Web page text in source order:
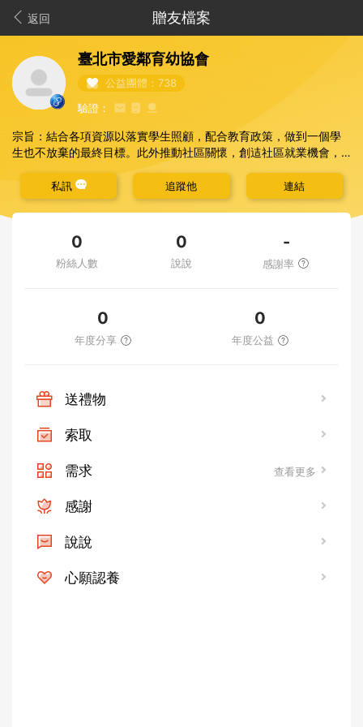
返回 贈友檔案
臺北市愛鄰育幼協會
公益團體：738
驗證：
宗旨：結合各項資源以落實學生照顧，配合教育政策，做到一個學
生也不放棄的最終目標。此外推動社區關懷，創迼社區就業機會，
目前服務：與學校及宗教慈善團體合作，落實學生課後照顧，協助
弱勢及特殊學生，使其都能被妥善照顧。
目前合作學校：台北市文山區萬興國小、興華國小、武功國小等課
後照顧班
私訊 追蹤他 連結
0
粉絲人數
0
說說
-
感謝率
0
年度分享
0
年度公益
送禮物
索取
需求 查看更多
感謝
說說
心願認養